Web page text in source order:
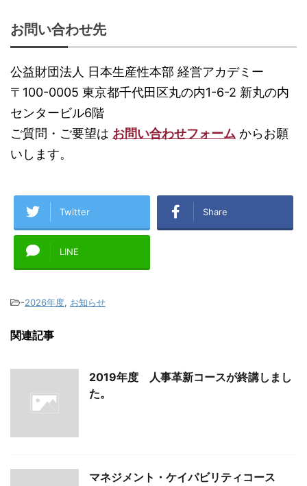
お問い合わせ先
公益財団法人 日本生産性本部 経営アカデミー
〒100-0005 東京都千代田区丸の内1-6-2 新丸の内
センタービル6階
ご質問・ご要望は お問い合わせフォーム からお願
いします。
Twitter Share
LINE
-2026年度, お知らせ
関連記事
2019年度 人事革新コースが終講しまし
た。
マネジメント・ケイパビリティコース